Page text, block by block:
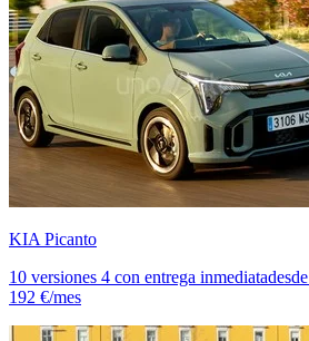
KIA Picanto
10 versiones 4 con entrega inmediatadesde
192 €/mes